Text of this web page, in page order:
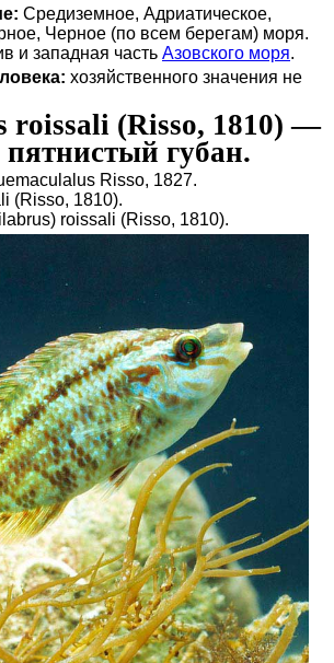
Средиземное, Адриатическое,
Черное (по всем берегам) моря.
и западная часть Азовского моря.
хозяйственного значения не
roissali (Risso, 1810) —
пятнистый губан.
Risso, 1827.
(Risso, 1810).
roissali (Risso, 1810).